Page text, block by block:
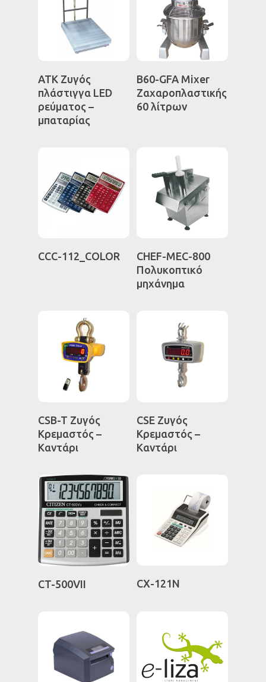
Διαβάστε
Περισσότερα
ATK Ζυγός
πλάστιγγα LED
ρεύματος –
μπαταρίας
Διαβάστε
Περισσότερα
B60-GFA Mixer
Ζαχαροπλαστικής
60 λίτρων
Διαβάστε
Περισσότερα
CCC-112_COLOR
Διαβάστε
Περισσότερα
CHEF-MEC-800
Πολυκοπτικό
μηχάνημα
Διαβάστε
Περισσότερα
CSB-T Ζυγός
Κρεμαστός –
Καντάρι
Διαβάστε
Περισσότερα
CSE Ζυγός
Κρεμαστός –
Καντάρι
Διαβάστε
CT-500VII
Διαβάστε
CX-121N
ΑΡΧΙΚΗ
ΚΑΤΑΣΤΗΜΑ
Ταμειακές Μηχανές
Φορολογικοί
Software
Εξοπλισμός
Επαγγελματικός
ΕΠΙΚΟΙΝΩΝΙΑ